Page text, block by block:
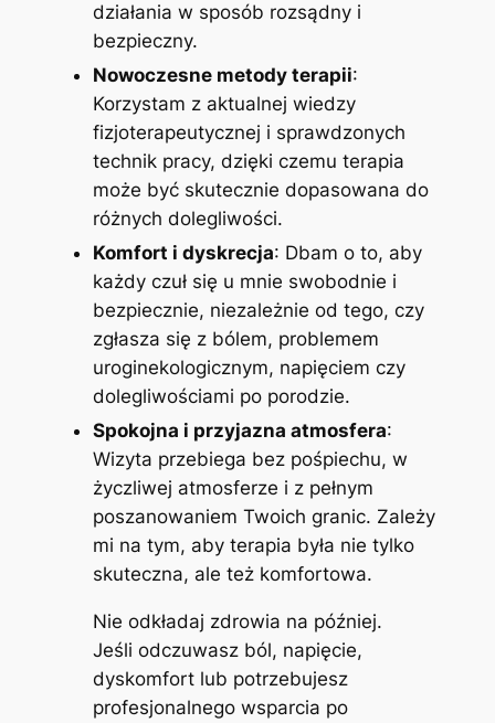
działania w sposób rozsądny i
bezpieczny.
Nowoczesne metody terapii:
Korzystam z aktualnej wiedzy
fizjoterapeutycznej i sprawdzonych
technik pracy, dzięki czemu terapia
może być skutecznie dopasowana do
różnych dolegliwości.
Komfort i dyskrecja: Dbam o to, aby
każdy czuł się u mnie swobodnie i
bezpiecznie, niezależnie od tego, czy
zgłasza się z bólem, problemem
uroginekologicznym, napięciem czy
dolegliwościami po porodzie.
Spokojna i przyjazna atmosfera:
Wizyta przebiega bez pośpiechu, w
życzliwej atmosferze i z pełnym
poszanowaniem Twoich granic. Zależy
mi na tym, aby terapia była nie tylko
skuteczna, ale też komfortowa.
Nie odkładaj zdrowia na później.
Jeśli odczuwasz ból, napięcie,
dyskomfort lub potrzebujesz
profesjonalnego wsparcia po